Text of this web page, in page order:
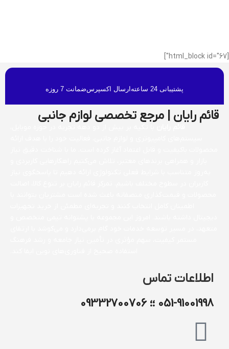
پشتیبانی 24 ساعته ارسال اکسپرسضمانت 7 روزه
قائم رایان | مرجع تخصصی لوازم جانبی
اطلاعات تماس
051-91001998 ؛؛ 09332700706